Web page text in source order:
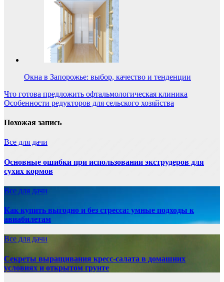
Окна в Запорожье: выбор, качество и тенденции
Навигация
по
записям
Что готова предложить офтальмологическая клиника
Особенности редукторов для сельского хозяйства
Похожая запись
Все для дачи
Основные ошибки при использовании экструдеров для
сухих кормов
Все для дачи
Как купить выгодно и без стресса: умные подходы к
авиабилетам
Все для дачи
Секреты выращивания кресс-салата в домашних
условиях и открытом грунте